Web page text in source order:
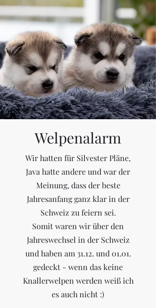
Welpenalarm
Wir hatten für Silvester Pläne,
Java hatte andere und war der
Meinung, dass der beste
Jahresanfang ganz klar in der
Schweiz zu feiern sei.
Somit waren wir über den
Jahreswechsel in der Schweiz
und haben am 31.12. und 01.01.
gedeckt - wenn das keine
Knallerwelpen werden weiß ich
es auch nicht :)